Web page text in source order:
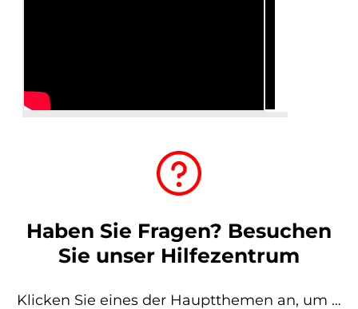
Haben Sie Fragen? Besuchen
Sie unser Hilfezentrum
Klicken Sie eines der Hauptthemen an, um …